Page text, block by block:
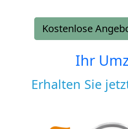
Kostenlose
Ihr
Erhalten Sie